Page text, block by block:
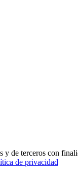
de terceros con
de privacidad